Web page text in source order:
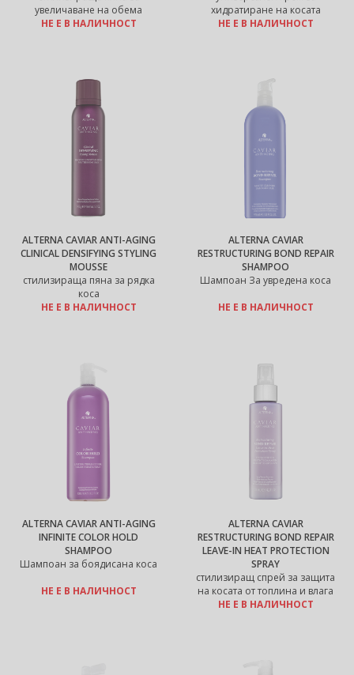
увеличаване на обема
НЕ Е В НАЛИЧНОСТ
хидратиране на косата
НЕ Е В НАЛИЧНОСТ
ALTERNA CAVIAR ANTI-AGING
CLINICAL DENSIFYING STYLING
MOUSSE
стилизираща пяна за рядка
коса
НЕ Е В НАЛИЧНОСТ
ALTERNA CAVIAR
RESTRUCTURING BOND REPAIR
SHAMPOO
Шампоан За увредена коса
НЕ Е В НАЛИЧНОСТ
ALTERNA CAVIAR ANTI-AGING
INFINITE COLOR HOLD
SHAMPOO
Шампоан за боядисана коса
НЕ Е В НАЛИЧНОСТ
ALTERNA CAVIAR
RESTRUCTURING BOND REPAIR
LEAVE-IN HEAT PROTECTION
SPRAY
стилизиращ спрей за защита
на косата от топлина и влага
НЕ Е В НАЛИЧНОСТ